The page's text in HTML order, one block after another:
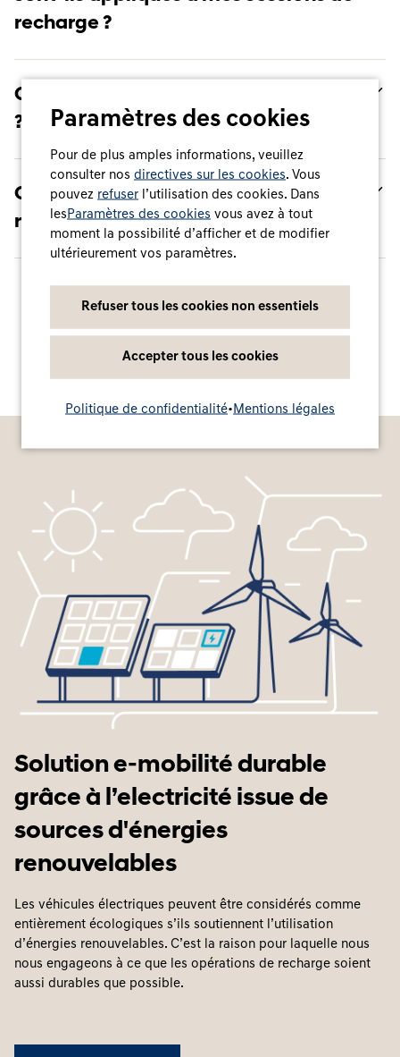
recharge ?
Comment puis-je échanger mon bon
?
Comment puis-je vérifier le montant
restant d'un bon ?
Afficher la FAQ
Solution e-mobilité durable
grâce à l’electricité issue de
sources d'énergies
renouvelables
Les véhicules électriques peuvent être considérés comme
entièrement écologiques s’ils soutiennent l’utilisation
d’énergies renouvelables. C’est la raison pour laquelle nous
nous engageons à ce que les opérations de recharge soient
aussi durables que possible.
Paramètres des cookies
Pour de plus amples informations, veuillez
consulter nos directives sur les cookies. Vous
pouvez refuser l’utilisation des cookies. Dans
les Paramètres des cookies vous avez à tout
moment la possibilité d’afficher et de modifier
ultérieurement vos paramètres.
Refuser tous les cookies non essentiels
Accepter tous les cookies
Politique de confidentialité• Mentions légales